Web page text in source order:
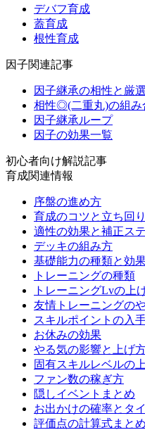
デバフ育成
蓋育成
根性育成
因子関連記事
因子継承の相性と厳
相性◎(二重丸)の組み
因子継承ループ
因子の効果一覧
初心者向け解説記事
育成関連情報
序盤の進め方
育成のコツと立ち回り
適性の効果と補正ス
デッキの組み方
基礎能力の種類と効
トレーニングの種類
トレーニングLvの上
友情トレーニングの
スキルポイントの入
お休みの効果
やる気の影響と上げ
固有スキルレベルの
ファン数の稼ぎ方
隠しイベントまとめ
お出かけの確率とタ
評価点の計算式まとめ